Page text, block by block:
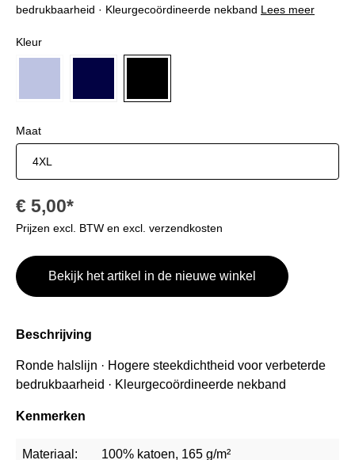
bedrukbaarheid · Kleurgecoördineerde nekband Lees meer
Selecteer
Kleur
Selecteer
Maat
€ 5,00*
Prijzen excl. BTW en excl. verzendkosten
Bekijk het artikel in de nieuwe winkel
Beschrijving
Ronde halslijn · Hogere steekdichtheid voor verbeterde
bedrukbaarheid · Kleurgecoördineerde nekband
Kenmerken
Materiaal: 100% katoen, 165 g/m²